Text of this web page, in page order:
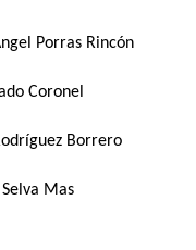
Porras Rincón
Coronel
Borrero
Mas